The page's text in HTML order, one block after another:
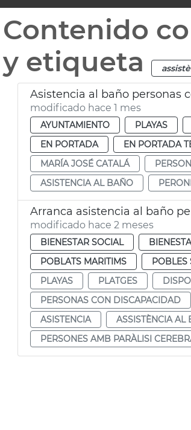
Contenido
y etiqueta
Asistencia al baño personas
modificado hace 1 mes
AYUNTAMIENTO PLAYAS
EN PORTADA
EN PORTADA
MARÍA JOSÉ CATALÁ
ASISTENCIA AL BAÑO
Arranca asistencia al baño
modificado hace 2 meses
BIENESTAR SOCIAL
POBLATS MARITIMS
POBLES
PLAYAS
PLATGES
PERSONAS CON DISCAPACIDAD
ASISTENCIA
ASSISTÈNCIA AL
PERSONES AMB PARÀLISI